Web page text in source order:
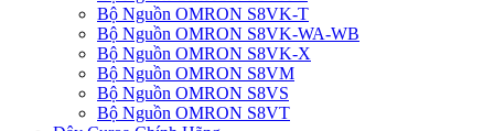
Bộ Nguồn OMRON S8VK-T
Bộ Nguồn OMRON S8VK-WA-WB
Bộ Nguồn OMRON S8VK-X
Bộ Nguồn OMRON S8VM
Bộ Nguồn OMRON S8VS
Bộ Nguồn OMRON S8VT